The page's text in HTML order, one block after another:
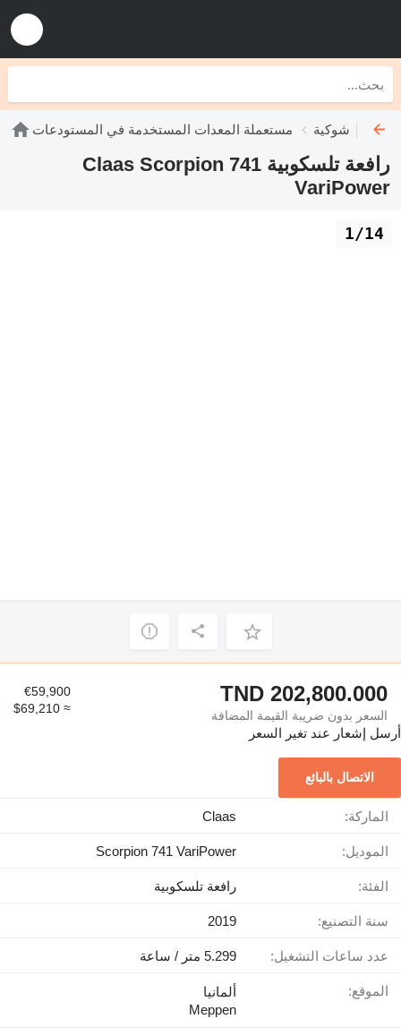
مستعملة المعدات المستخدمة في المستودعات رافعات شوكية
رافعة تلسكوبية Claas Scorpion 741
VariPower
1/14
TND 202,800.000
السعر بدون ضريبة القيمة المضافة
€59,900
≈ $69,210
أرسل إشعار عند تغير السعر
الاتصال بالبائع
الماركة: Claas
الموديل: Scorpion 741 VariPower
الفئة: رافعة تلسكوبية
سنة التصنيع: 2019
عدد ساعات التشغيل: 5.299 متر / ساعة
الموقع:
ألمانيا
Meppen